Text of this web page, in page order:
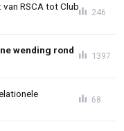
RSCA tot Club
246
wending rond
1397
68